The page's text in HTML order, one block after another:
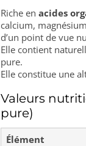
Riche en acides
calcium,
d’un point de vue
Elle contient
pure.
Elle constitue une
Valeurs
pure)
Élément